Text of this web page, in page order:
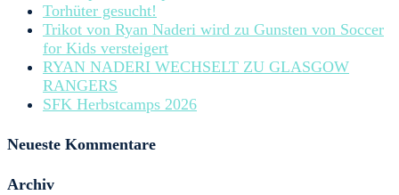
Torhüter gesucht!
Trikot von Ryan Naderi wird zu Gunsten von Soccer
for Kids versteigert
RYAN NADERI WECHSELT ZU GLASGOW
RANGERS
SFK Herbstcamps 2026
Neueste Kommentare
Archiv